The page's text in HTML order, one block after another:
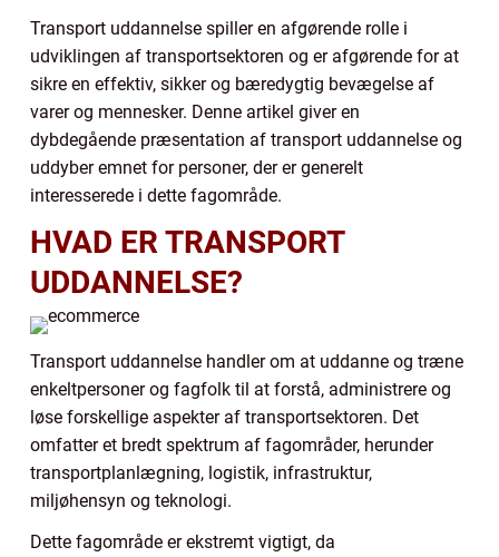
Transport uddannelse spiller en afgørende rolle i
udviklingen af transportsektoren og er afgørende for at
sikre en effektiv, sikker og bæredygtig bevægelse af
varer og mennesker. Denne artikel giver en
dybdegående præsentation af transport uddannelse og
uddyber emnet for personer, der er generelt
interesserede i dette fagområde.
HVAD ER TRANSPORT
UDDANNELSE?
Transport uddannelse handler om at uddanne og træne
enkeltpersoner og fagfolk til at forstå, administrere og
løse forskellige aspekter af transportsektoren. Det
omfatter et bredt spektrum af fagområder, herunder
transportplanlægning, logistik, infrastruktur,
miljøhensyn og teknologi.
Dette fagområde er ekstremt vigtigt, da